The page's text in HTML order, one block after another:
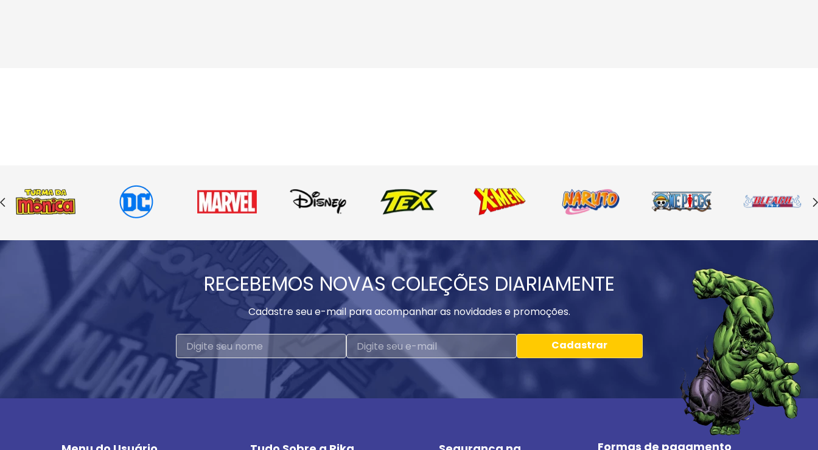
RECEBEMOS NOVAS COLEÇÕES DIARIAMENTE
Cadastre seu e-mail para acompanhar as novidades e promoções.
Cadastrar
Formas de pagamento